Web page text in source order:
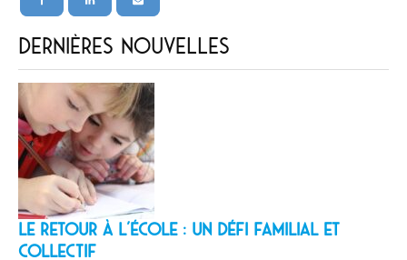
Dernières nouvelles
LE RETOUR À L’ÉCOLE : un défi familial et
collectif